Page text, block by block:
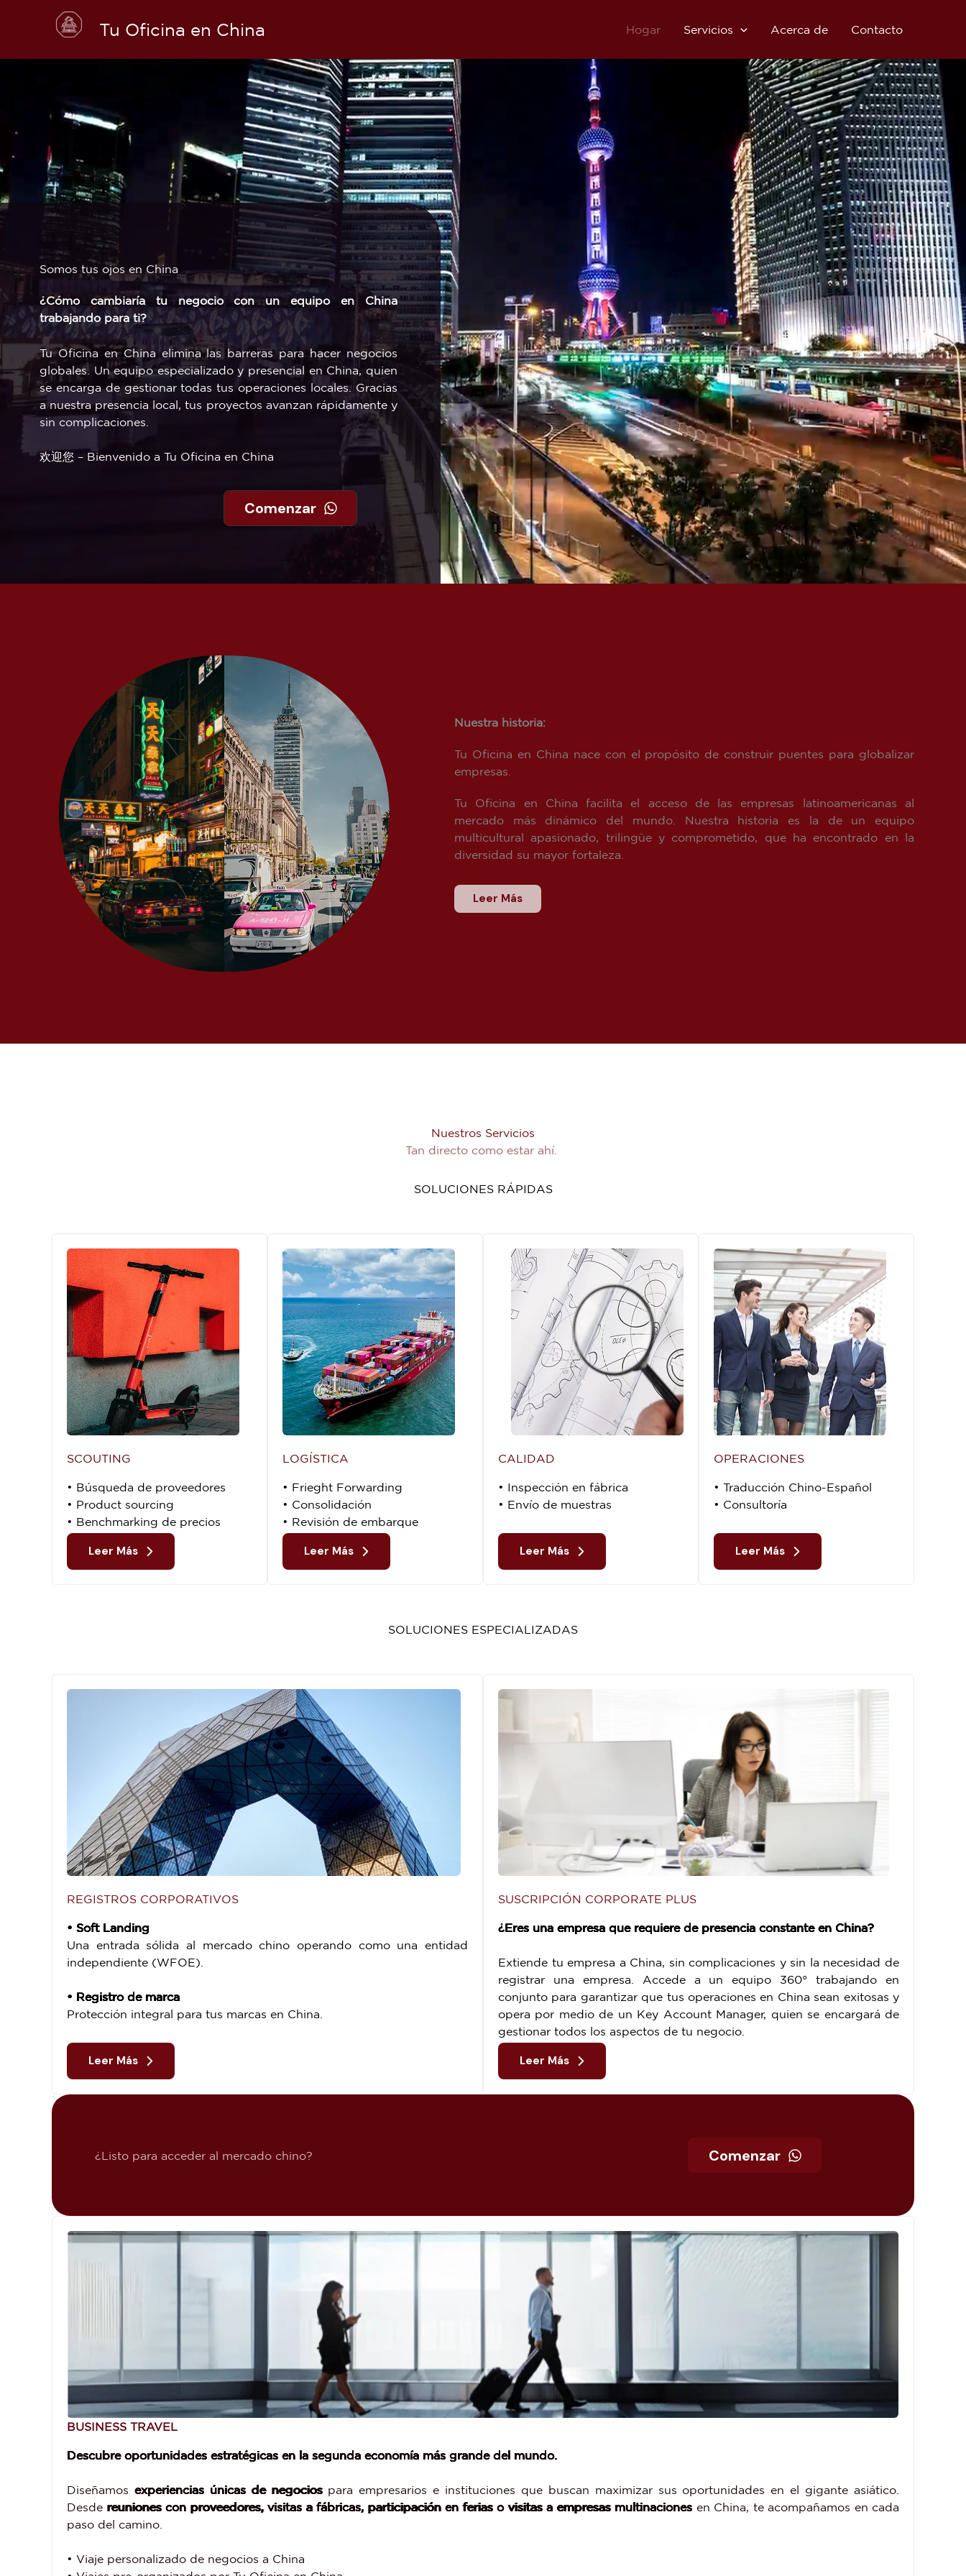
Tu Oficina en China Hogar Servicios Acerca de Contacto
Somos tus ojos en China
¿Cómo cambiaría tu negocio con un equipo en China
trabajando para ti?
Tu Oficina en China elimina las barreras para hacer negocios
globales. Un equipo especializado y presencial en China, quien
se encarga de gestionar todas tus operaciones locales. Gracias
a nuestra presencia local, tus proyectos avanzan rápidamente y
sin complicaciones.
欢迎您 – Bienvenido a Tu Oficina en China
Comenzar
Nuestra historia:
Tu Oficina en China nace con el propósito de construir puentes para globalizar
empresas.
Tu Oficina en China facilita el acceso de las empresas latinoamericanas al
mercado más dinámico del mundo. Nuestra historia es la de un equipo
multicultural apasionado, trilingüe y comprometido, que ha encontrado en la
diversidad su mayor fortaleza.
Leer Más
Nuestros Servicios
Tan directo como estar ahí.
SOLUCIONES RÁPIDAS
SCOUTING
• Búsqueda de proveedores
• Product sourcing
• Benchmarking de precios
Leer Más
LOGÍSTICA
• Frieght Forwarding
• Consolidación
• Revisión de embarque
Leer Más
CALIDAD
• Inspección en fábrica
• Envío de muestras
Leer Más
OPERACIONES
• Traducción Chino-Español
• Consultoría
Leer Más
SOLUCIONES ESPECIALIZADAS
REGISTROS CORPORATIVOS
• Soft Landing
Una entrada sólida al mercado chino operando como una entidad
independiente (WFOE).
• Registro de marca
Protección integral para tus marcas en China.
Leer Más
SUSCRIPCIÓN CORPORATE PLUS
¿Eres una empresa que requiere de presencia constante en China?
Extiende tu empresa a China, sin complicaciones y sin la necesidad de
registrar una empresa. Accede a un equipo 360° trabajando en
conjunto para garantizar que tus operaciones en China sean exitosas y
opera por medio de un Key Account Manager, quien se encargará de
gestionar todos los aspectos de tu negocio.
Leer Más
¿Listo para acceder al mercado chino? Comenzar
BUSINESS TRAVEL
Descubre oportunidades estratégicas en la segunda economía más grande del mundo.
Diseñamos experiencias únicas de negociospara empresarios e instituciones que buscan maximizar sus oportunidades en el gigante asiático.
Desde reuniones con proveedores, visitas a fábricas, participación en ferias o visitas a empresas multinaciones en China, te acompañamos en cada
paso del camino.
• Viaje personalizado de negocios a China